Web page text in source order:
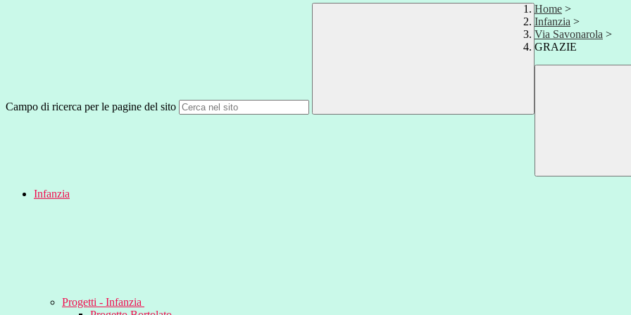
Campo di ricerca per le pagine del sito
Home >
Infanzia >
Via Savonarola >
GRAZIE
Infanzia
Progetti - Infanzia